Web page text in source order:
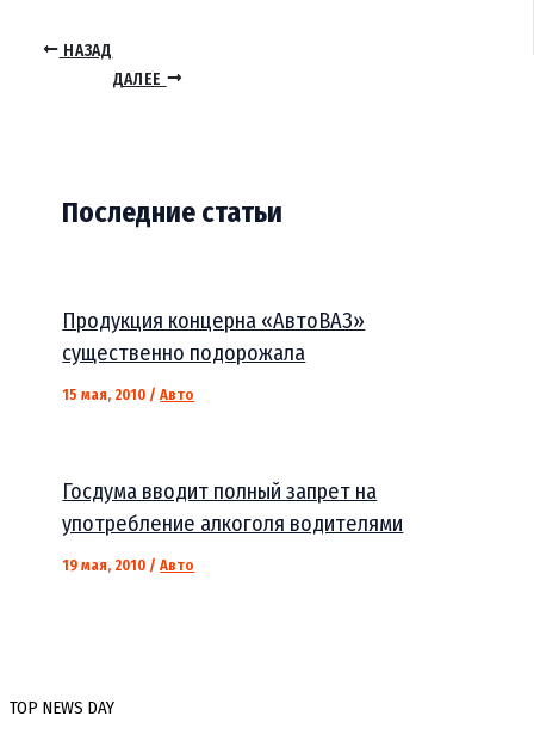
НАЗАД
ДАЛЕЕ
Последние статьи
Продукция концерна «АвтоВАЗ»
существенно подорожала
15 мая, 2010 /Авто
Госдума вводит полный запрет на
употребление алкоголя водителями
19 мая, 2010 /Авто
TOP NEWS DAY